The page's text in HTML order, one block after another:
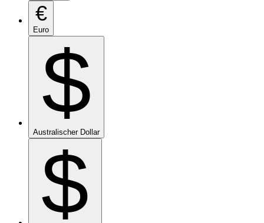
€
Euro
$
Australischer Dollar
$